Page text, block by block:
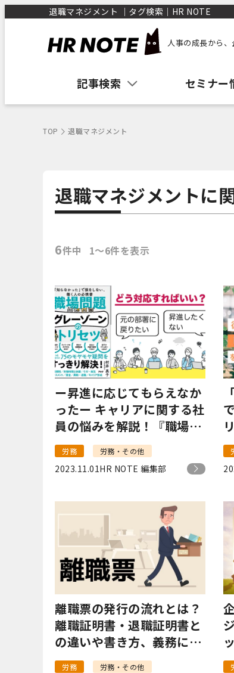
退職マネジメント ｜タグ検索｜HR NOTE
人事の成長から
記事検索 セミナー
TOP 退職マネジメント
退職マネジメントに
6件中 1〜6件を表示
ー昇進に応じてもらえなか
ったー キャリアに関する社
員の悩みを解説！『職場問
題グレーゾーンのトリセ
ツ』
労務 労務・その他
2023.11.01HR NOTE 編集部
離職票の発行の流れとは？
離職証明書・退職証明書と
の違いや書き方、義務につ
いて解説！
労務 労務・その他